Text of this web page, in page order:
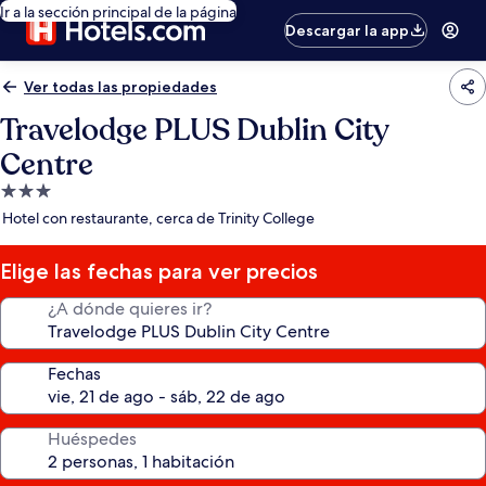
Ir a la sección principal de la página
Descargar la app
Ver todas las propiedades
Travelodge PLUS Dublin City
Centre
Propiedad
de
estrellas
Hotel con restaurante, cerca de Trinity College
Elige las fechas para ver precios
¿A dónde quieres ir?
Fechas
Huéspedes